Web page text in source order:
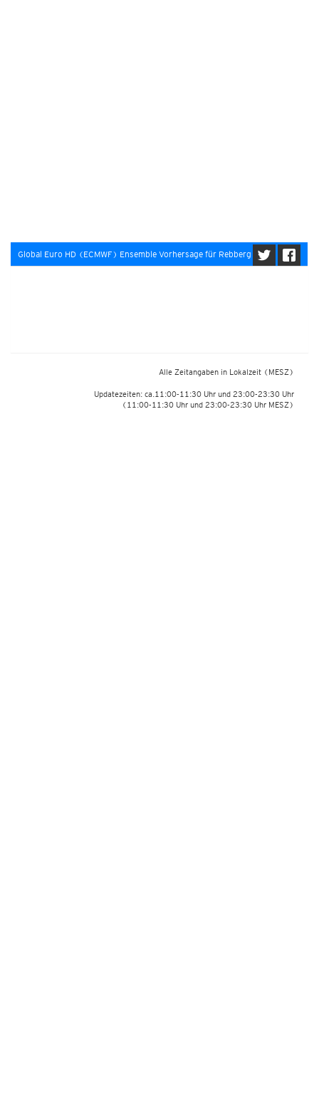
Global Euro HD (ECMWF) Ensemble Vorhersage für Rebberg
Alle Zeitangaben in Lokalzeit (MESZ)
Updatezeiten: ca.11:00-11:30 Uhr und 23:00-23:30 Uhr
(11:00-11:30 Uhr und 23:00-23:30 Uhr MESZ)